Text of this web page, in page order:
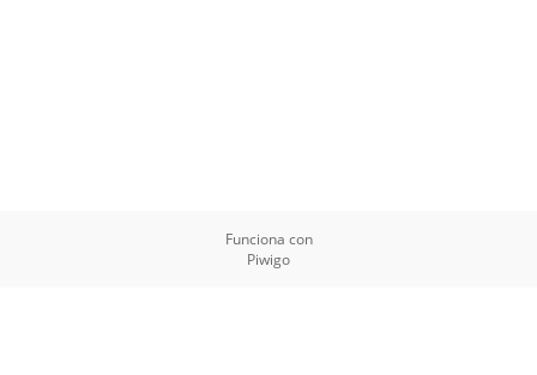
Funciona con
Piwigo